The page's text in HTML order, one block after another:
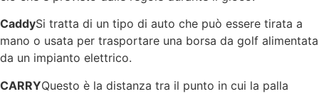
CaddySi tratta di un tipo di auto che può essere tirata a
mano o usata per trasportare una borsa da golf alimentata
da un impianto elettrico.
CARRYQuesto è la distanza tra il punto in cui la palla